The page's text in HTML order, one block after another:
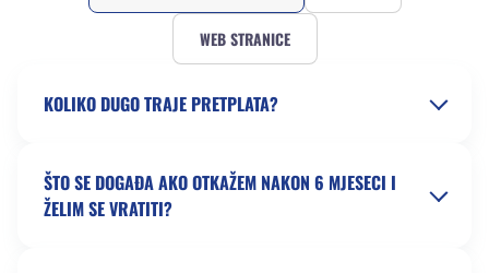
WEB STRANICE
KOLIKO DUGO TRAJE PRETPLATA?
ŠTO SE DOGAĐA AKO OTKAŽEM NAKON 6 MJESECI I
ŽELIM SE VRATITI?